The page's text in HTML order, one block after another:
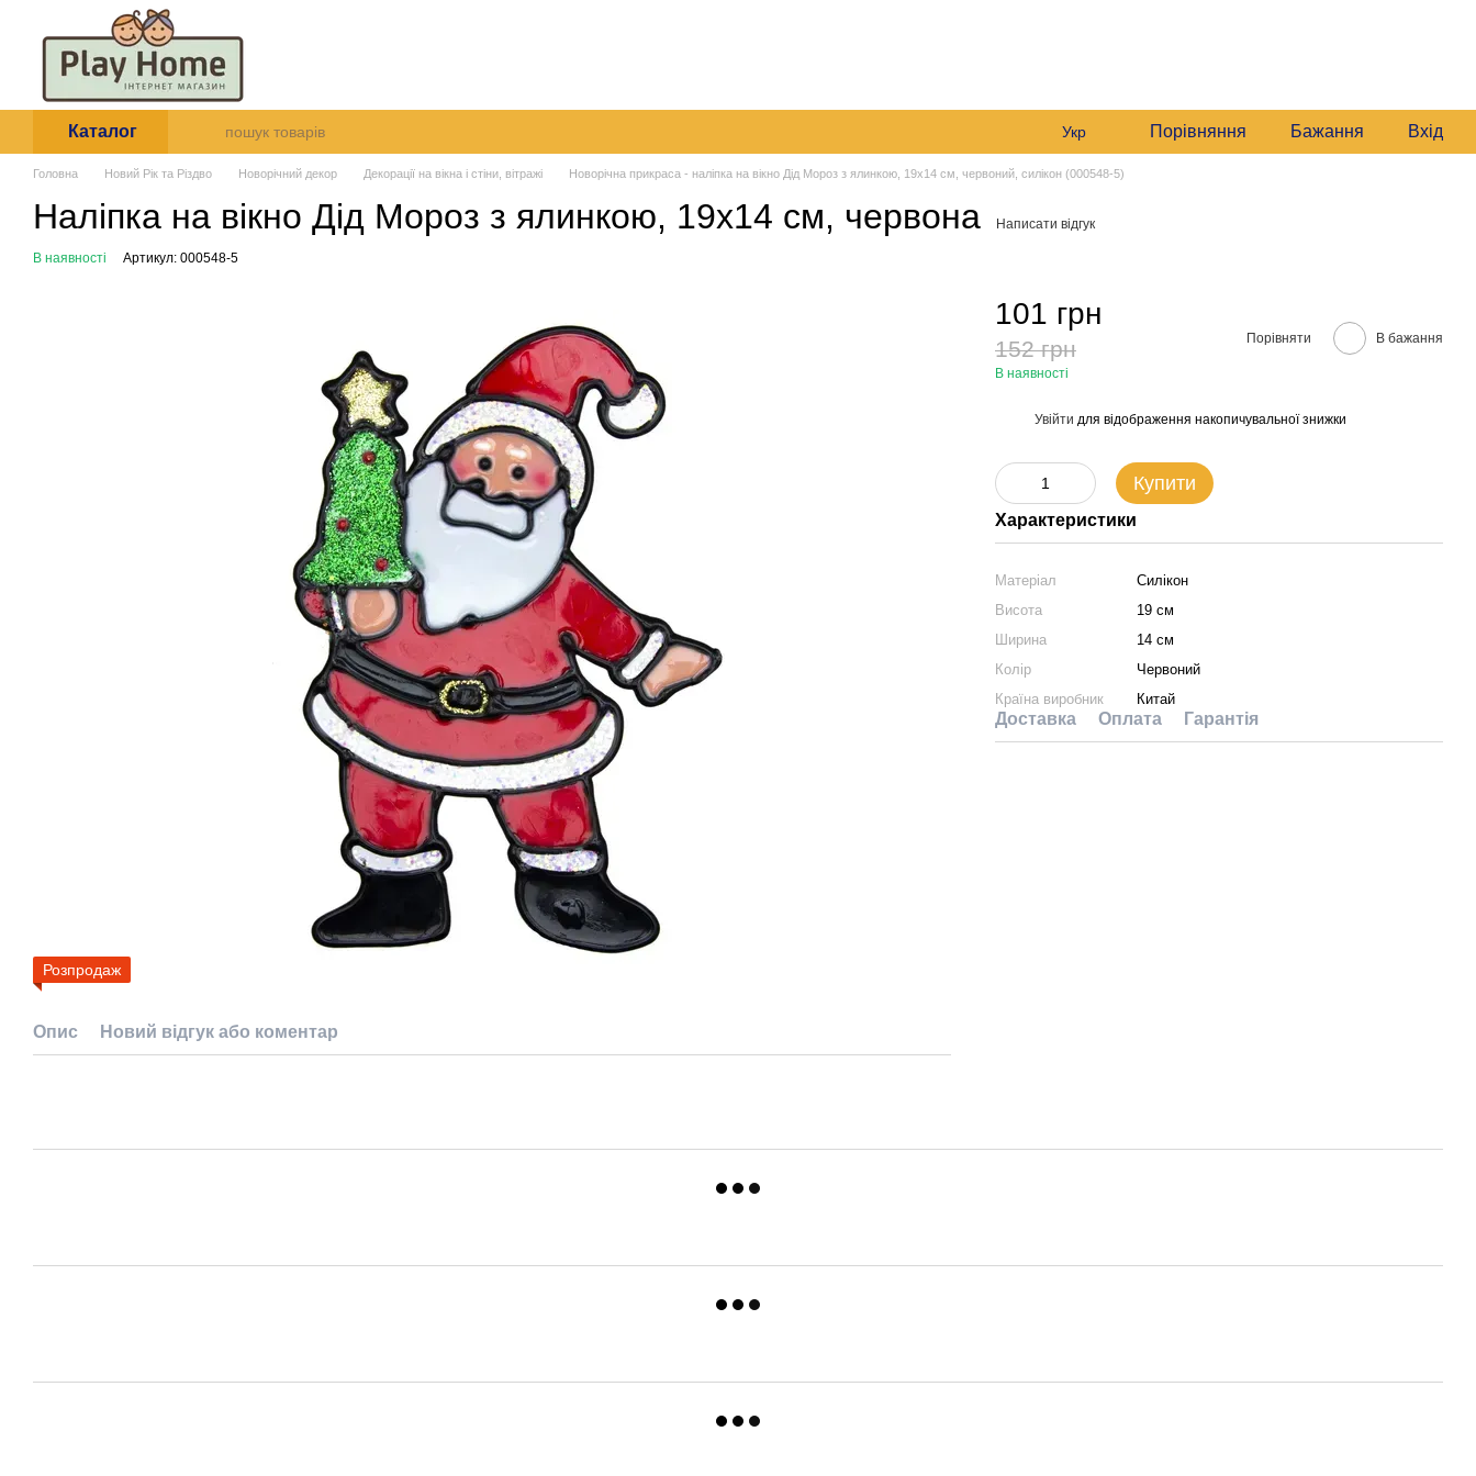
Перейти до основного контенту
Каталог Укр Порівняння Бажання Вхід
Головна Новий Рік та Різдво Новорічний декор Декорації на вікна і стіни, вітражі Новорічна прикраса - наліпка на вікно Дід Мороз з ялинкою, 19x14 см, червоний, силікон (000548-5)
Наліпка на вікно Дід Мороз з ялинкою, 19x14 см, червона Написати відгук
В наявності Артикул: 000548-5
Розпродаж
Опис Новий відгук або коментар
101 грн
152 грн
В наявності
Порівняти В бажання
Увійти для відображення накопичувальної знижки
Купити
Характеристики
Матеріал
Силікон
Висота
19 см
Ширина
14 см
Колір
Червоний
Країна виробник
Китай
Доставка Оплата Гарантія